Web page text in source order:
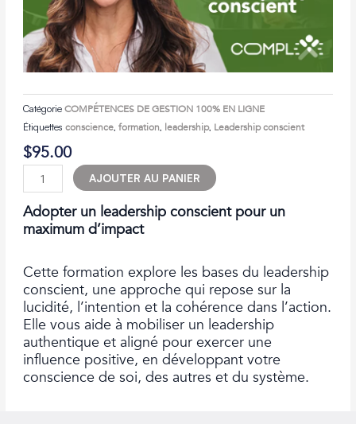
Catégorie COMPÉTENCES DE GESTION 100% EN LIGNE
Étiquettes conscience ,formation leadership, Leadership conscient
$95.00
quantité
de
AUT24-
Adopter
conscient
AJOUTER AU PANIER
Adopter un leadership conscient pour un
maximum d’impact
Cette formation explore les bases du leadership
conscient, une approche qui repose sur la
lucidité, l’intention et la cohérence dans l’action.
Elle vous aide à mobiliser un leadership
authentique et aligné pour exercer une
influence positive, en développant votre
conscience de soi, des autres et du système.